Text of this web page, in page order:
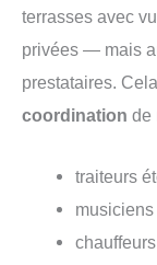
terrasses avec
privées — mais
prestataires.
coordination de
traiteurs
musiciens